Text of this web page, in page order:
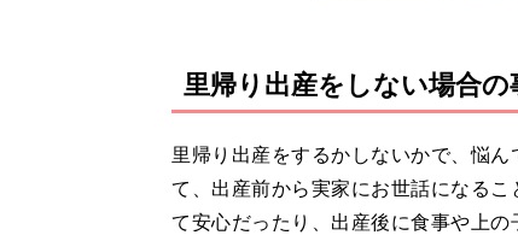
里帰り出産をしない場合の
里帰り出産をするかしないかで、悩ん
て、出産前から実家にお世話になる
て安心だったり、出産後に食事や上